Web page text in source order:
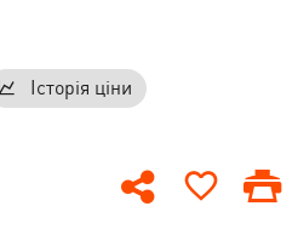
Історія ціни